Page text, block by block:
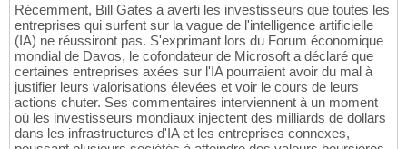
Récemment, Bill Gates a averti les investisseurs que toutes les
entreprises qui surfent sur la vague de l'intelligence artificielle
(IA) ne réussiront pas. S'exprimant lors du Forum économique
mondial de Davos, le cofondateur de Microsoft a déclaré que
certaines entreprises axées sur l'IA pourraient avoir du mal à
justifier leurs valorisations élevées et voir le cours de leurs
actions chuter. Ses commentaires interviennent à un moment
où les investisseurs mondiaux injectent des milliards de dollars
dans les infrastructures d'IA et les entreprises connexes,